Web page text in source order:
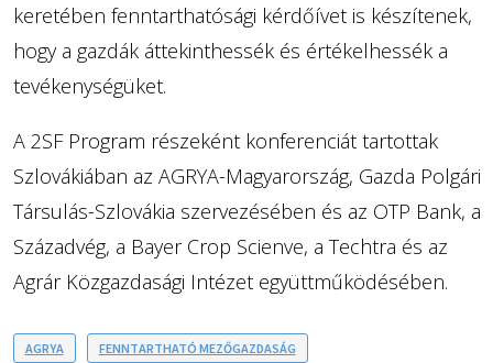
keretében fenntarthatósági kérdőívet is készítenek,
hogy a gazdák áttekinthessék és értékelhessék a
tevékenységüket.
A 2SF Program részeként konferenciát tartottak
Szlovákiában az AGRYA-Magyarország, Gazda Polgári
Társulás-Szlovákia szervezésében és az OTP Bank, a
Századvég, a Bayer Crop Scienve, a Techtra és az
Agrár Közgazdasági Intézet együttműködésében.
AGRYA FENNTARTHATÓ MEZŐGAZDASÁG